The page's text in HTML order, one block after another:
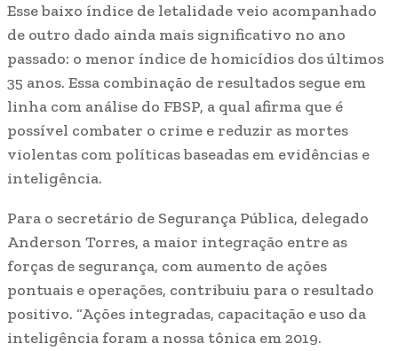
Esse baixo índice de letalidade veio acompanhado
de outro dado ainda mais significativo no ano
passado: o menor índice de homicídios dos últimos
35 anos. Essa combinação de resultados segue em
linha com análise do FBSP, a qual afirma que é
possível combater o crime e reduzir as mortes
violentas com políticas baseadas em evidências e
inteligência.
Para o secretário de Segurança Pública, delegado
Anderson Torres, a maior integração entre as
forças de segurança, com aumento de ações
pontuais e operações, contribuiu para o resultado
positivo. “Ações integradas, capacitação e uso da
inteligência foram a nossa tônica em 2019.